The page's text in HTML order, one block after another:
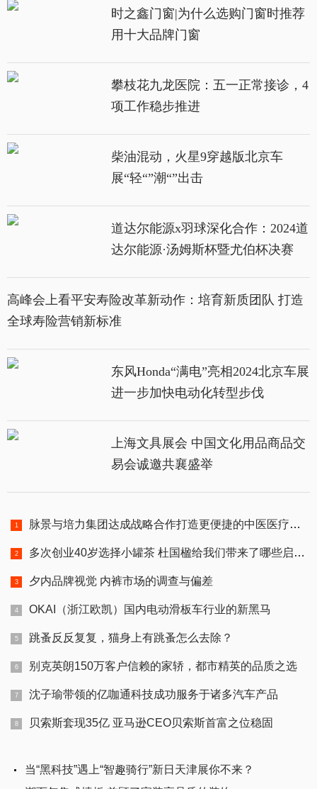
时之鑫门窗|为什么选购门窗时推荐
用十大品牌门窗
攀枝花九龙医院：五一正常接诊，4
项工作稳步推进
柴油混动，火星9穿越版北京车
展“轻“”潮“”出击
道达尔能源x羽球深化合作：2024道
达尔能源·汤姆斯杯暨尤伯杯决赛
高峰会上看平安寿险改革新动作：培育新质团队 打造
全球寿险营销新标准
东风Honda“满电”亮相2024北京车展
进一步加快电动化转型步伐
上海文具展会 中国文化用品商品交
易会诚邀共襄盛举
脉景与培力集团达成战略合作打造更便捷的中医医疗服务生态
多次创业40岁选择小罐茶 杜国楹给我们带来了哪些启示？
夕内品牌视觉 内裤市场的调查与偏差
OKAI（浙江欧凯）国内电动滑板车行业的新黑马
跳蚤反反复复，猫身上有跳蚤怎么去除？
别克英朗150万客户信赖的家轿，都市精英的品质之选
沈子瑜带领的亿咖通科技成功服务于诸多汽车产品
贝索斯套现35亿 亚马逊CEO贝索斯首富之位稳固
当“黑科技”遇上“智趣骑行”新日天津展你不来？